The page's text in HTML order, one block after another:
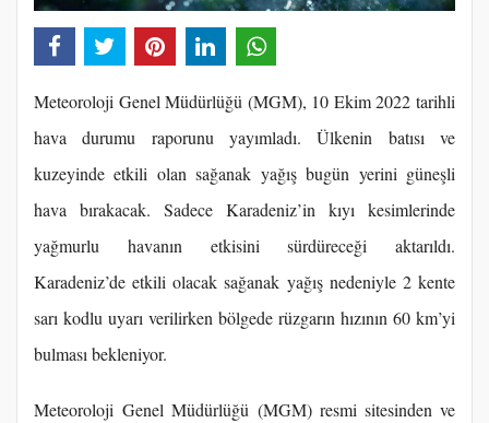
Meteoroloji Genel Müdürlüğü (MGM), 10 Ekim 2022 tarihli
hava durumu raporunu yayımladı. Ülkenin batısı ve
kuzeyinde etkili olan sağanak yağış bugün yerini güneşli
hava bırakacak. Sadece Karadeniz’in kıyı kesimlerinde
yağmurlu havanın etkisini sürdüreceği aktarıldı.
Karadeniz’de etkili olacak sağanak yağış nedeniyle 2 kente
sarı kodlu uyarı verilirken bölgede rüzgarın hızının 60 km’yi
bulması bekleniyor.
Meteoroloji Genel Müdürlüğü (MGM) resmi sitesinden ve